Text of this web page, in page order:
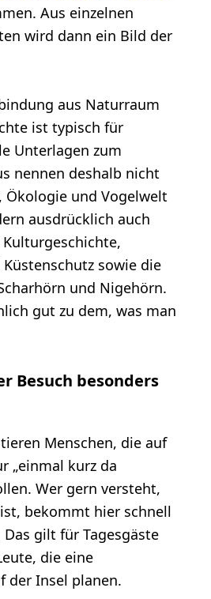
Aus einzelnen
wird dann ein Bild der
aus Naturraum
ist typisch für
Unterlagen zum
nennen deshalb nicht
und Vogelwelt
ausdrücklich auch
sowie die
und Nigehörn.
gut zu dem, was man
Besuch besonders
Menschen, die auf
„einmal kurz da
Wer gern versteht,
bekommt hier schnell
gilt für Tagesgäste
die eine
der Insel planen.